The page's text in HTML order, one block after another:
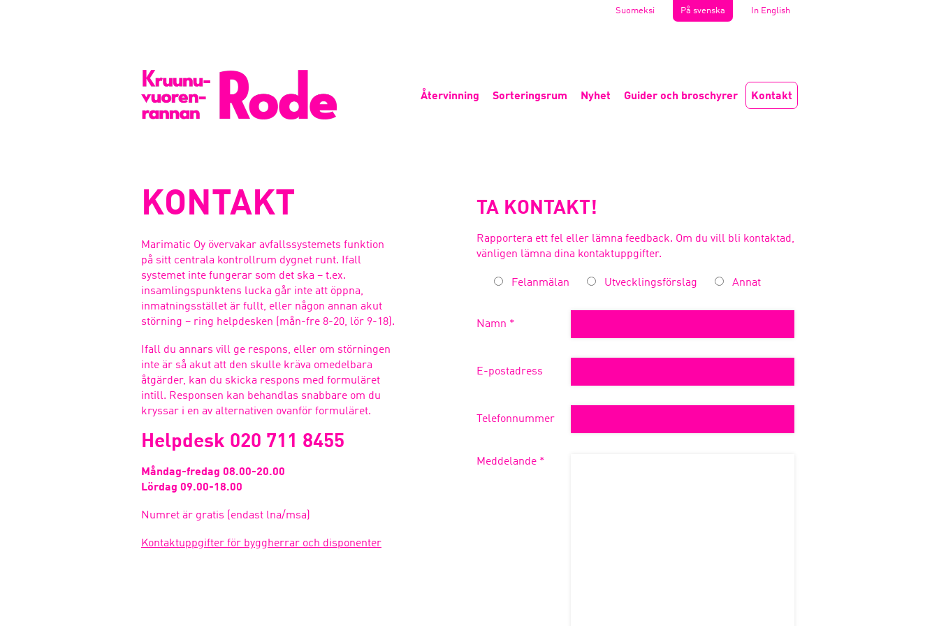
Suomeksi På svenska In English
Återvinning Sorteringsrum Nyhet Guider och broschyrer Kontakt
KONTAKT
Marimatic Oy övervakar avfallssystemets funktion
på sitt centrala kontrollrum dygnet runt. Ifall
systemet inte fungerar som det ska – t.ex.
insamlingspunktens lucka går inte att öppna,
inmatningsstället är fullt, eller någon annan akut
störning – ring helpdesken (mån-fre 8-20, lör 9-18).
Ifall du annars vill ge respons, eller om störningen
inte är så akut att den skulle kräva omedelbara
åtgärder, kan du skicka respons med formuläret
intill. Responsen kan behandlas snabbare om du
kryssar i en av alternativen ovanför formuläret.
Helpdesk 020 711 8455
Måndag-fredag 08.00-20.00
Lördag 09.00-18.00
Numret är gratis (endast lna/msa)
Kontaktuppgifter för byggherrar och disponenter
TA KONTAKT!
Rapportera ett fel eller lämna feedback. Om du vill bli kontaktad,
vänligen lämna dina kontaktuppgifter.
Felanmälan Utvecklingsförslag Annat
Namn *
E-postadress
Telefonnummer
Please leave this
Meddelande *